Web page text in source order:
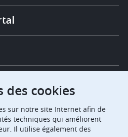
EPO Jobs
des cookies
sur notre site Internet afin de
techniques qui améliorent
Il utilise également des